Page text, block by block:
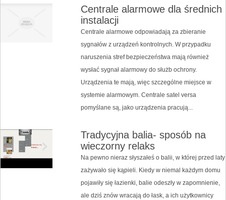
Centrale alarmowe dla średnich
instalacji
Centrale alarmowe odpowiadają za zbieranie
sygnałów z urządzeń kontrolnych. W przypadku
naruszenia stref bezpieczeństwa mają również
wysłać sygnał alarmowy do służb ochrony.
Urządzenia te mają, więc szczególne miejsce w
systemie alarmowym. Centrale satel versa
pomyślane są, jako urządzenia pracują...
Tradycyjna balia- sposób na
wieczorny relaks
Na pewno nieraz słyszałeś o balii, w której przed laty
zażywało się kąpieli. Kiedy w niemal każdym domu
pojawiły się łazienki, balie odeszły w zapomnienie,
ale dziś znów wracają do łask, a ich użytkownicy